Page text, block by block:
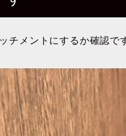
チメントにするか確認で